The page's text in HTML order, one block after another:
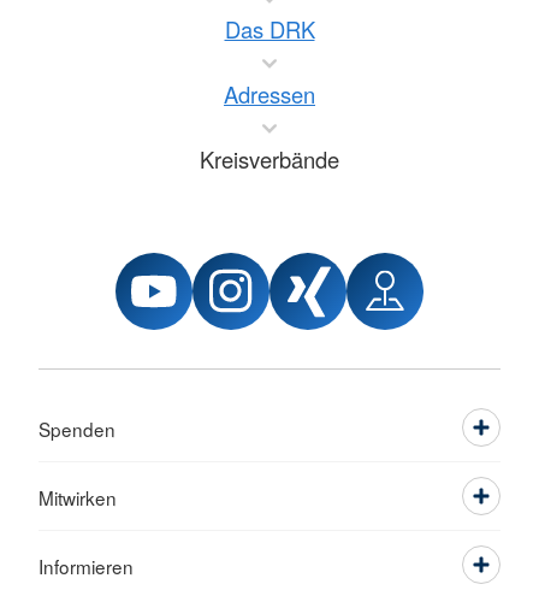
Das DRK
Adressen
Kreisverbände
Spenden
Mitwirken
Informieren